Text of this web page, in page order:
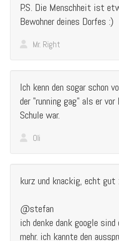
P.S. Die Menschheit ist
Bewohner deines Dorfes :)
Mr. Right
Ich kenn den sogar schon
der "running gag" als er
Schule war.
Oli
kurz und knackig, echt gut
@stefan
ich denke dank google
mehr. ich kannte den